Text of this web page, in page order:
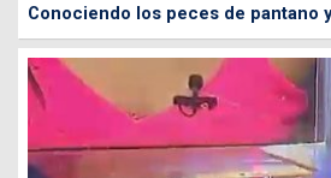
Conociendo los peces de pantano